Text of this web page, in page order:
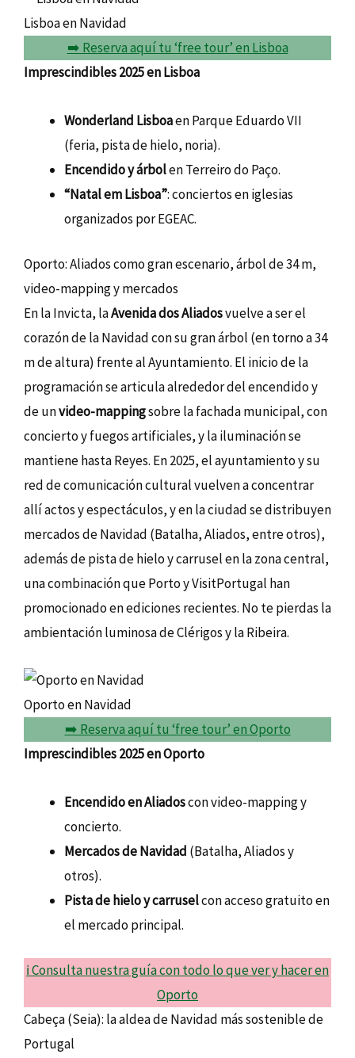
Lisboa en Navidad
➡️ Reserva aquí tu ‘free tour’ en Lisboa
Imprescindibles 2025 en Lisboa
Wonderland Lisboaen Parque Eduardo VII
(feria, pista de hielo, noria).
Encendido y árbolen Terreiro do Paço.
“Natal em Lisboa”: conciertos en iglesias
organizados por EGEAC.
Oporto: Aliados como gran escenario, árbol de 34 m,
video-mapping y mercados
En la Invicta, laAvenida dos Aliadosvuelve a ser el
corazón de la Navidad con su gran árbol (en torno a 34
m de altura) frente al Ayuntamiento. El inicio de la
programación se articula alrededor del encendido y
de unvideo-mappingsobre la fachada municipal, con
concierto y fuegos artificiales, y la iluminación se
mantiene hasta Reyes. En 2025, el ayuntamiento y su
red de comunicación cultural vuelven a concentrar
allí actos y espectáculos, y en la ciudad se distribuyen
mercados de Navidad (Batalha, Aliados, entre otros),
además de pista de hielo y carrusel en la zona central,
una combinación que Porto y VisitPortugal han
promocionado en ediciones recientes. No te pierdas la
ambientación luminosa de Clérigos y la Ribeira.
Oporto en Navidad
➡️ Reserva aquí tu ‘free tour’ en Oporto
Imprescindibles 2025 en Oporto
Encendido en Aliadoscon video-mapping y
concierto.
Mercados de Navidad (Batalha, Aliados y
otros).
Pista de hielo y carruselcon acceso gratuito en
el mercado principal.
ℹ️ Consulta nuestra guía con todo lo que ver y hacer en
Oporto
Cabeça (Seia): la aldea de Navidad más sostenible de
Portugal